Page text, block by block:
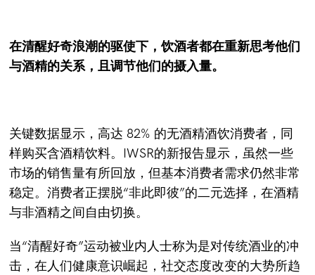
在清醒好奇浪潮的驱使下，饮酒者都在重新思考他们
与酒精的关系，且调节他们的摄入量。
关键数据显示，高达 82% 的无酒精酒饮消费者，同
样购买含酒精饮料。IWSR的新报告显示，虽然一些
市场的销售量有所回放，但基本消费者需求仍然非常
稳定。消费者正摆脱“非此即彼”的二元选择，在酒精
与非酒精之间自由切换。
当“清醒好奇”运动被业内人士称为是对传统酒业的冲
击，在人们健康意识崛起，社交态度改变的大势所趋